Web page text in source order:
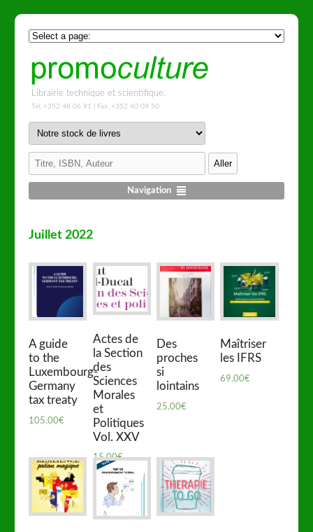
Librairie technique et scientifique.
Tel. +352 48 06 91 | Fax. +352 40 09 50
Navigation
Juillet 2022
A guide
to the
Luxembourg-
Germany
tax treaty
105.00€
Actes de
la Section
des
Sciences
Morales
et
Politiques
Vol. XXV
15.00€
Des
proches
si
lointains
25.00€
Maîtriser
les IFRS
69.00€